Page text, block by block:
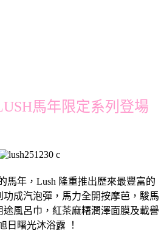
馬年限定系列登場
馬年，Lush 隆重推出歷來最豐富的
成汽泡彈，馬力全開按摩芭，駿馬
風呂巾，紅茶麻糬潤澤面膜及載譽
日曙光沐浴露 ！